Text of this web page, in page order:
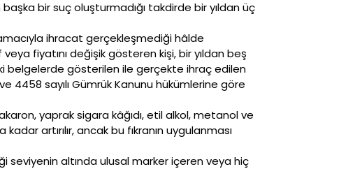
bir suç oluşturmadığı takdirde bir yıldan üç
ihracat gerçekleşmediği hâlde
fiyatını değişik gösteren kişi, bir yıldan beş
belgelerde gösterilen ile gerçekte ihraç edilen
4458 sayılı Gümrük Kanunu hükümlerine göre
yaprak sigara kâğıdı, etil alkol, metanol ve
artırılır, ancak bu fıkranın uygulanması
seviyenin altında ulusal marker içeren veya hiç